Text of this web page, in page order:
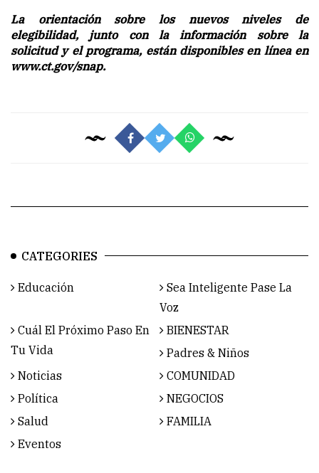
La orientación sobre los nuevos niveles de
elegibilidad, junto con la información sobre la
solicitud y el programa, están disponibles en línea en
www.ct.gov/snap.
CATEGORIES
Educación
Sea Inteligente Pase La
Voz
Cuál El Próximo Paso En
Tu Vida
BIENESTAR
Padres & Niños
Noticias
COMUNIDAD
Política
NEGOCIOS
Salud
FAMILIA
Eventos